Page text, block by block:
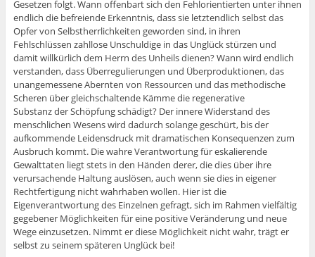
Gesetzen folgt. Wann offenbart sich den Fehlorientierten unter ihnen
endlich die befreiende Erkenntnis, dass sie letztendlich selbst das
Opfer von Selbstherrlichkeiten geworden sind, in ihren
Fehlschlüssen zahllose Unschuldige in das Unglück stürzen und
damit willkürlich dem Herrn des Unheils dienen? Wann wird endlich
verstanden, dass Überregulierungen und Überproduktionen, das
unangemessene Abernten von Ressourcen und das methodische
Scheren über gleichschaltende Kämme die regenerative
Substanz der Schöpfung schädigt? Der innere Widerstand des
menschlichen Wesens wird dadurch solange geschürt, bis der
aufkommende Leidensdruck mit dramatischen Konsequenzen zum
Ausbruch kommt. Die wahre Verantwortung für eskalierende
Gewalttaten liegt stets in den Händen derer, die dies über ihre
verursachende Haltung auslösen, auch wenn sie dies in eigener
Rechtfertigung nicht wahrhaben wollen. Hier ist die
Eigenverantwortung des Einzelnen gefragt, sich im Rahmen vielfältig
gegebener Möglichkeiten für eine positive Veränderung und neue
Wege einzusetzen. Nimmt er diese Möglichkeit nicht wahr, trägt er
selbst zu seinem späteren Unglück bei!